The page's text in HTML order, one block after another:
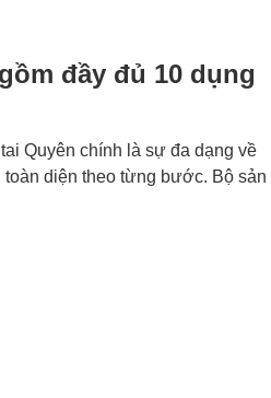
đầy đủ 10 dụng
Quyên chính là sự đa dạng về
diện theo từng bước. Bộ sản